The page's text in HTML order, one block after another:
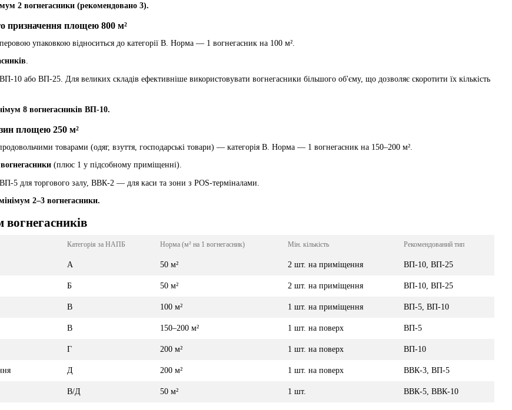
2 вогнегасники (рекомендовано 3).
призначення площею 800 м²
упаковкою відноситься до категорії В. Норма — 1 вогнегасник на 100 м².
.
10 або ВП-25. Для великих складів ефективніше використовувати вогнегасники більшого об'єму, що дозволяє скоротити їх кількість
8 вогнегасників ВП-10.
площею 250 м²
товарами (одяг, взуття, господарські товари) — категорія В. Норма — 1 вогнегасник на 150–200 м².
(плюс 1 у підсобному приміщенні).
5 для торгового залу, ВВК-2 — для каси та зони з POS-терміналами.
2–3 вогнегасники.
вогнегасників
Категорія за НАПБ Норма (м² на 1 вогнегасник) Мін. кількість Рекомендований тип
А 50 м² 2 шт. на приміщення ВП-10, ВП-25
Б 50 м² 2 шт. на приміщення ВП-10, ВП-25
В 100 м² 1 шт. на приміщення ВП-5, ВП-10
В 150–200 м² 1 шт. на поверх ВП-5
Г 200 м² 1 шт. на поверх ВП-10
Д 200 м² 1 шт. на поверх ВВК-3, ВП-5
В/Д 50 м² 1 шт. ВВК-5, ВВК-10